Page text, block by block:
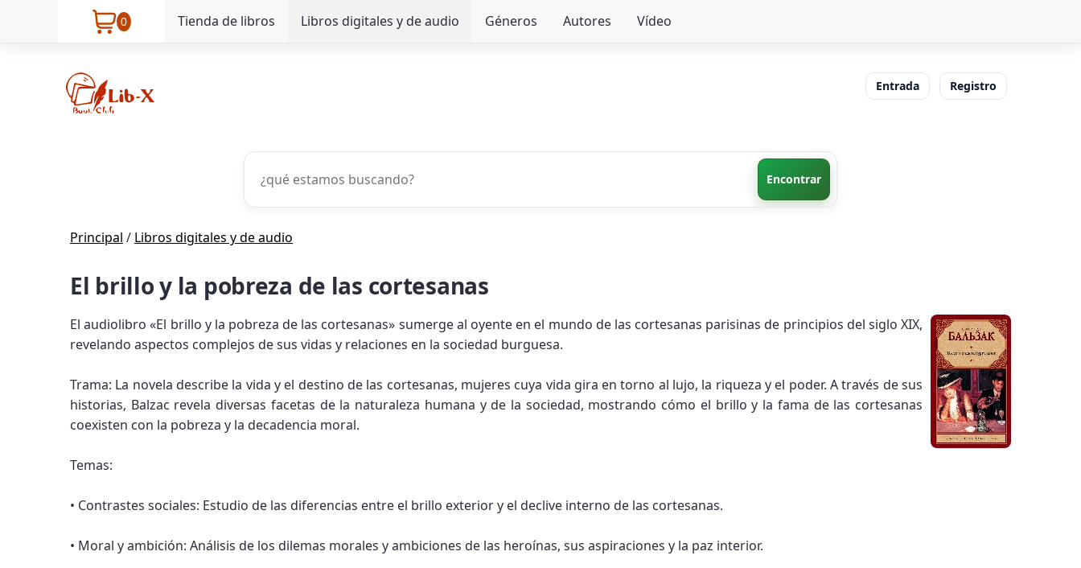
0 Tienda de libros Libros digitales y de audio Géneros Autores Vídeo
Entrada Registro
Encontrar
Principal / Libros digitales y de audio
El brillo y la pobreza de las cortesanas
El audiolibro «El brillo y la pobreza de las cortesanas» sumerge al oyente en el mundo de las cortesanas parisinas de principios del siglo XIX,
revelando aspectos complejos de sus vidas y relaciones en la sociedad burguesa.
Trama: La novela describe la vida y el destino de las cortesanas, mujeres cuya vida gira en torno al lujo, la riqueza y el poder. A través de sus
historias, Balzac revela diversas facetas de la naturaleza humana y de la sociedad, mostrando cómo el brillo y la fama de las cortesanas
coexisten con la pobreza y la decadencia moral.
Temas:
• Contrastes sociales: Estudio de las diferencias entre el brillo exterior y el declive interno de las cortesanas.
• Moral y ambición: Análisis de los dilemas morales y ambiciones de las heroínas, sus aspiraciones y la paz interior.